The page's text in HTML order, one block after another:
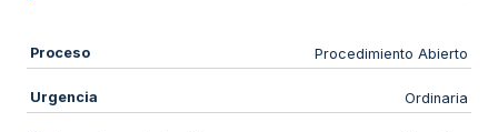
Proceso Procedimiento Abierto
Urgencia Ordinaria